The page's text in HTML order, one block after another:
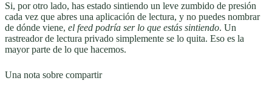
Si, por otro lado, has estado sintiendo un leve zumbido de presión
cada vez que abres una aplicación de lectura, y no puedes nombrar
de dónde viene, el feed podría ser lo que estás sintiendo. Un
rastreador de lectura privado simplemente se lo quita. Eso es la
mayor parte de lo que hacemos.
Una nota sobre compartir